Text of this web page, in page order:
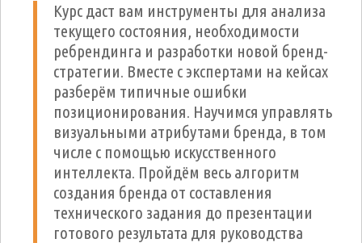
Курс даст вам инструменты для анализа
текущего состояния, необходимости
ребрендинга и разработки новой бренд-
стратегии. Вместе с экспертами на кейсах
разберём типичные ошибки
позиционирования. Научимся управлять
визуальными атрибутами бренда, в том
числе с помощью искусственного
интеллекта. Пройдём весь алгоритм
создания бренда от составления
технического задания до презентации
готового результата для руководства